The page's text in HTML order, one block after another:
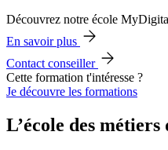
Découvrez notre école
En savoir plus
Contact conseiller
Cette formation t'intéresse ?
Je découvre les formations
L’école des